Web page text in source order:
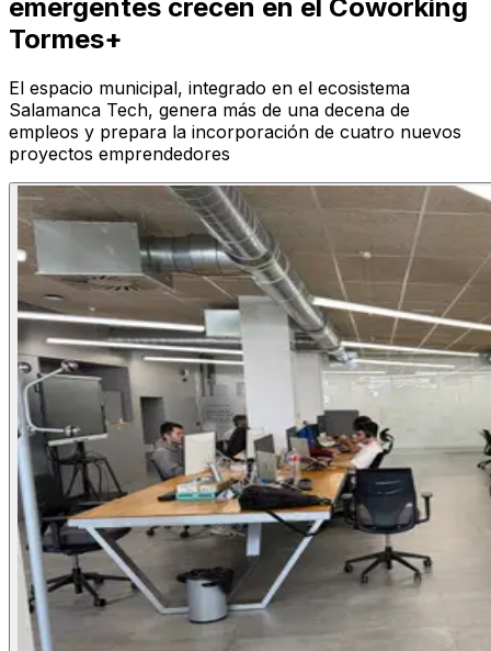
emergentes crecen en el Coworking
Tormes+
El espacio municipal, integrado en el ecosistema
Salamanca Tech, genera más de una decena de
empleos y prepara la incorporación de cuatro nuevos
proyectos emprendedores